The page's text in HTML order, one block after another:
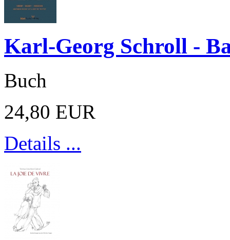
Karl-Georg Schroll -
Buch
24,80 EUR
Details ...